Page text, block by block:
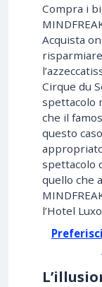
Compra i
Acquista
risparmiare
Cirque du
spettacolo
che il
questo
spettacolo
quello che
l’Hotel